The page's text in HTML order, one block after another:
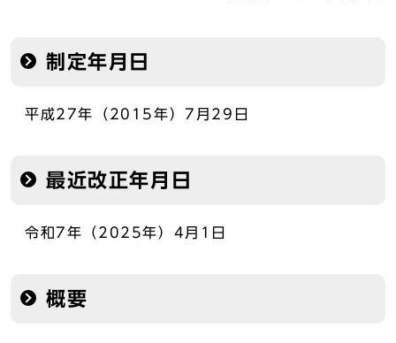
制定年月日
平成27年（2015年）7月29日
最近改正年月日
令和7年（2025年）4月1日
概要